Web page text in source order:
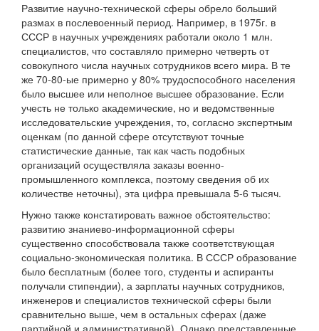
Развитие научно-технической сферы обрело больший
размах в послевоенный период. Например, в 1975г. в
СССР в научных учреждениях работали около 1 млн.
специалистов, что составляло примерно четверть от
совокупного числа научных сотрудников всего мира. В те
же 70-80-ые примерно у 80% трудоспособного населения
было высшее или неполное высшее образование. Если
учесть не только академические, но и ведомственные
исследовательские учреждения, то, согласно экспертным
оценкам (по данной сфере отсутствуют точные
статистические данные, так как часть подобных
организаций осуществляла заказы военно-
промышленного комплекса, поэтому сведения об их
количестве неточны), эта цифра превышала 5-6 тысяч.
Нужно также констатировать важное обстоятельство:
развитию знаниево-информационной сферы
существенно способствовала также соответствующая
социально-экономическая политика. В СССР образование
было бесплатным (более того, студенты и аспиранты
получали стипендии), а зарплаты научных сотрудников,
инженеров и специалистов технической сферы были
сравнительно выше, чем в остальных сферах (даже